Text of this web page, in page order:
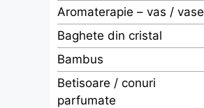
Aromaterapie – vas / vase
Baghete din cristal
Bambus
Betisoare / conuri
parfumate